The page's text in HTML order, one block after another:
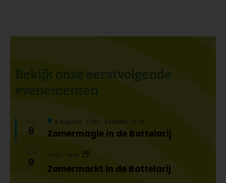
Bekijk onze eerstvolgende
evenementen
8
Uitgelicht
8 augustus- 11:00 - 4 oktober- 21:00
Zomermagie in de Bottelarij
9 11:00 - 18:00
Zomermarkt in de Bottelarij